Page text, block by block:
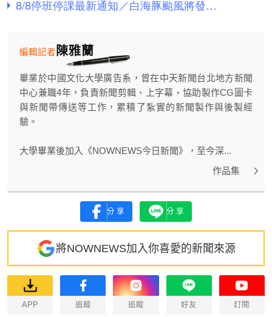
陳雅蘭
編輯記者
畢業於中國文化大學廣告系，曾在中天新聞台北地方新聞
中心兼職4年，負責新聞剪輯、上字幕、協助製作CG圖卡
與新聞帶傳送等工作，累積了紮實的新聞製作與後製經
驗。
大學畢業後加入《NOWNEWS今日新聞》，至今深...
作品集
分享 分享
將NOWNEWS加入你喜愛的新聞來源
APP 追蹤 追蹤 好友 訂閱